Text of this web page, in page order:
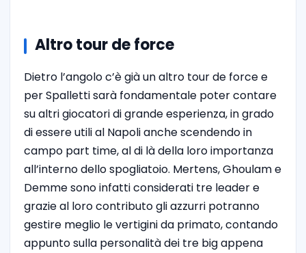
Altro tour de force
Dietro l’angolo c’è già un altro tour de force e
per Spalletti sarà fondamentale poter contare
su altri giocatori di grande esperienza, in grado
di essere utili al Napoli anche scendendo in
campo part time, al di là della loro importanza
all’interno dello spogliatoio. Mertens, Ghoulam e
Demme sono infatti considerati tre leader e
grazie al loro contributo gli azzurri potranno
gestire meglio le vertigini da primato, contando
appunto sulla personalità dei tre big appena